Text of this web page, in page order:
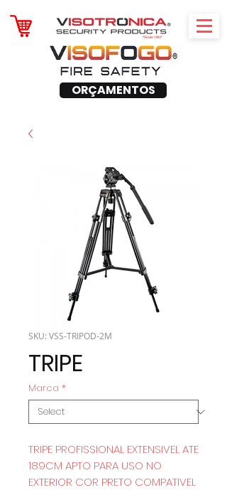
ORÇAMENTOS
SKU: VSS-TRIPOD-2M
TRIPE
Marca *
TRIPE PROFISSIONAL EXTENSIVEL ATE
189CM APTO PARA USO NO
EXTERIOR COR PRETO COMPATIVEL